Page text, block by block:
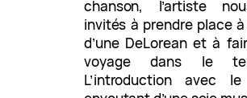
chanson, l’artiste
invités à prendre place
d’une DeLorean et à
voyage dans le
L’introduction avec